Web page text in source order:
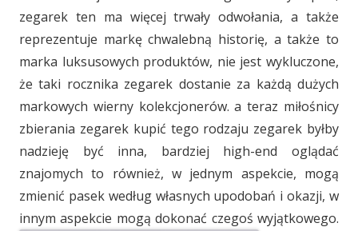
zegarek ten ma więcej trwały odwołania, a także
reprezentuje markę chwalebną historię, a także to
marka luksusowych produktów, nie jest wykluczone,
że taki rocznika zegarek dostanie za każdą dużych
markowych wierny kolekcjonerów. a teraz miłośnicy
zbierania zegarek kupić tego rodzaju zegarek byłby
nadzieję być inna, bardziej high-end oglądać
znajomych to również, w jednym aspekcie, mogą
zmienić pasek według własnych upodobań i okazji, w
innym aspekcie mogą dokonać czegoś wyjątkowego.